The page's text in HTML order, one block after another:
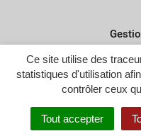
Ce site utilise des
statistiques d'utilisation
contrôler ceux
Tout accepter
Politique